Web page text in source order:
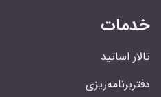
خدمات
تالار اساتید
دفتربرنامه‌ریزی